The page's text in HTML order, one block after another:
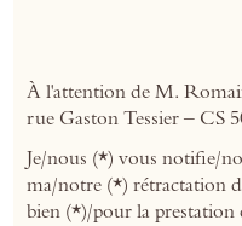
À l'attention de M.
rue Gaston Tessier – CS
Je/nous (*) vous notifie/
ma/notre (*) rétractation
bien (*)/pour la prestation